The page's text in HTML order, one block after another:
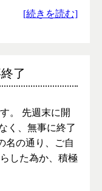
[続きを読む]
了
。 先週末に開
く、無事に終了
名の通り、ご自
した為か、積極